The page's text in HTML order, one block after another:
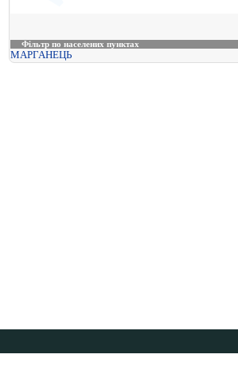
Фільтр по населених пунктах
МАРГАНЕЦЬ